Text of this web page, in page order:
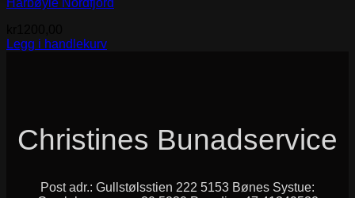
Hårbøyle Nordfjord
Legg i handlekurv
Christines Bunadservice
Post adr.: Gullstølsstien 222 5153 Bønes Systue: